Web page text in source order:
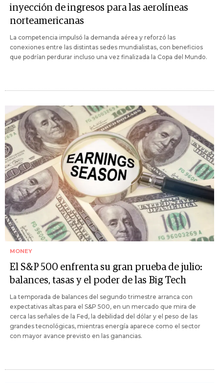
inyección de ingresos para las aerolíneas
norteamericanas
La competencia impulsó la demanda aérea y reforzó las
conexiones entre las distintas sedes mundialistas, con beneficios
que podrían perdurar incluso una vez finalizada la Copa del Mundo.
MONEY
El S&P 500 enfrenta su gran prueba de julio:
balances, tasas y el poder de las Big Tech
La temporada de balances del segundo trimestre arranca con
expectativas altas para el S&P 500, en un mercado que mira de
cerca las señales de la Fed, la debilidad del dólar y el peso de las
grandes tecnológicas, mientras energía aparece como el sector
con mayor avance previsto en las ganancias.